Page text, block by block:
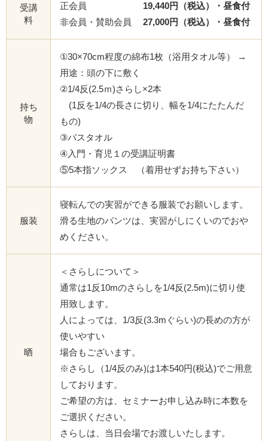
受講
料
正会員 19,440円（税込）・昼食付
非会員・賛助会員
27,000円（税込）・昼食付
持ち
物
①30×70cm程度の綿布1枚（浴用タオル等） →
用途：頭の下に敷く
②1/4反(2.5ｍ)さらし×2本
(1反を1/4の長さに切り、幅を1/4にたたんだ
もの)
③バスタオル
④入門・育児１の受講証明書
⑤5本指ソックス （着用せずお持ち下さい）
服装
寝転んでの実習ができる服装でお願いします。
滑る生地のパンツは、実習がしにくいのでおや
めください。
晒
＜さらしについて＞
通常は1反10mのさらしを1/4反(2.5m)に切り使
用致します。
人によっては、1/3反(3.3mぐらい)の長めの方が
使いやすい
場合もございます。
※さらし（1/4反のみ)は1本540円(税込)でご用意
しております。
ご希望の方は、セミナーお申し込み時に本数を
ご選択ください。
さらしは、当日会場でお渡しいたします。